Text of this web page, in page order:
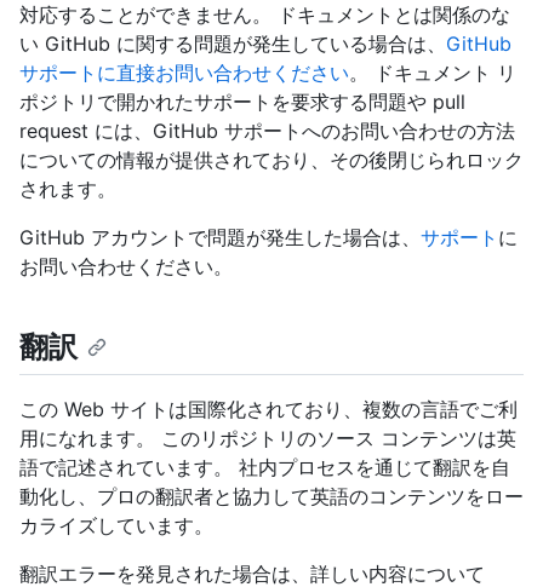
対応することができません。 ドキュメントとは関係のな
い GitHub に関する問題が発生している場合は、 GitHub
サポートに直接お問い合わせください。 ドキュメント リ
ポジトリで開かれたサポートを要求する問題や pull
request には、GitHub サポートへのお問い合わせの方法
についての情報が提供されており、その後閉じられロック
されます。
GitHub アカウントで問題が発生した場合は、 サポート に
お問い合わせください。
翻訳
この Web サイトは国際化されており、複数の言語でご利
用になれます。 このリポジトリのソース コンテンツは英
語で記述されています。 社内プロセスを通じて翻訳を自
動化し、プロの翻訳者と協力して英語のコンテンツをロー
カライズしています。
翻訳エラーを発見された場合は、詳しい内容について